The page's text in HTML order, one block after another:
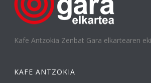
Kafe Antzokia Zenbat Gara elkartearen
KAFE ANTZOKIA